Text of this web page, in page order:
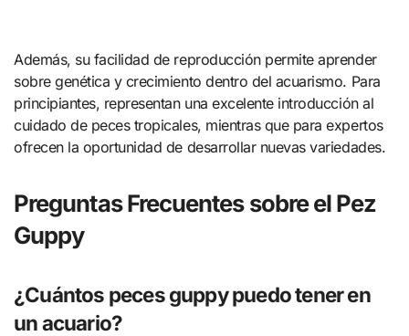
Además, su facilidad de reproducción permite aprender
sobre genética y crecimiento dentro del acuarismo. Para
principiantes, representan una excelente introducción al
cuidado de peces tropicales, mientras que para expertos
ofrecen la oportunidad de desarrollar nuevas variedades.
Preguntas Frecuentes sobre el Pez
Guppy
¿Cuántos peces guppy puedo tener en
un acuario?